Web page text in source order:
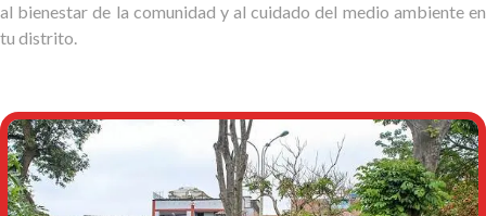
al bienestar de la comunidad y al cuidado del medio ambiente en
tu distrito.